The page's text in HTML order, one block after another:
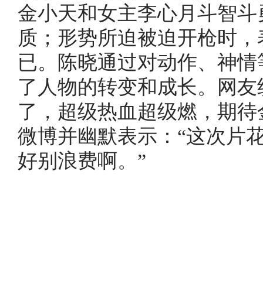
金小天和女主李心月斗智
质；形势所迫被迫开枪时
已。陈晓通过对动作、神
了人物的转变和成长。网
了，超级热血超级燃，期
微博并幽默表示：“这次片
好别浪费啊。”